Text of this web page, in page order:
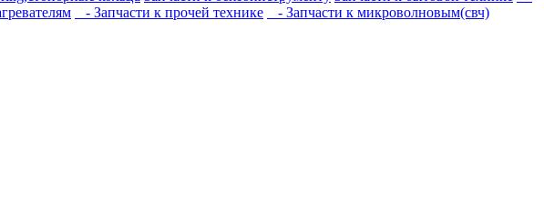
- Запчасти к прочей технике
- Запчасти к микроволновым(свч)